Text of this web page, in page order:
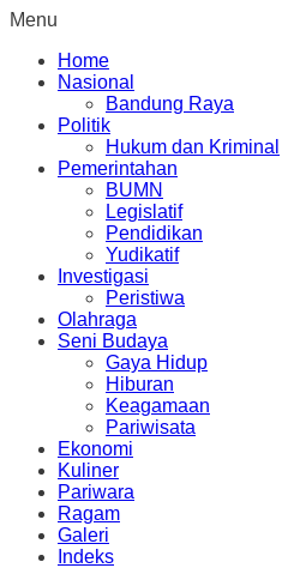
Menu
Home
Nasional
Bandung Raya
Politik
Hukum dan Kriminal
Pemerintahan
BUMN
Legislatif
Pendidikan
Yudikatif
Investigasi
Peristiwa
Olahraga
Seni Budaya
Gaya Hidup
Hiburan
Keagamaan
Pariwisata
Ekonomi
Kuliner
Pariwara
Ragam
Galeri
Indeks